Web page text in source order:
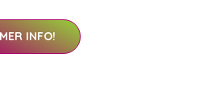
MER INFO!